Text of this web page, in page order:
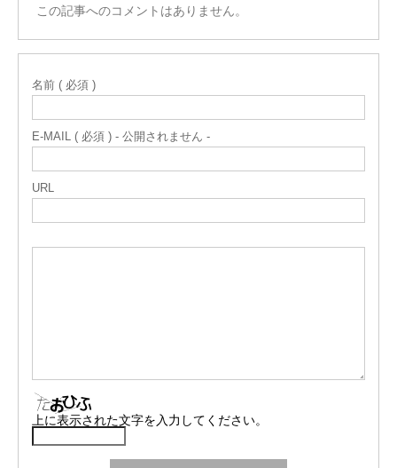
この記事へのコメントはありません。
名前 ( 必須 )
E-MAIL ( 必須 ) - 公開されません -
URL
上に表示された文字を入力してください。